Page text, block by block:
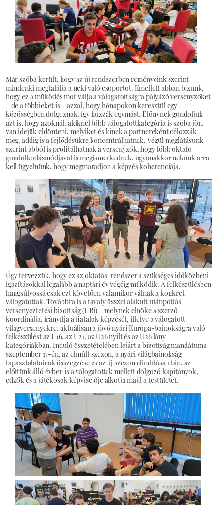
Már szóba került, hogy az új rendszerben reményeink szerint
mindenki megtalálja a neki való csoportot. Emellett abban bízunk,
hogy ez a működés motiválja a válogatottságra pályázó versenyzőket
– de a többieket is – azzal, hogy hónapokon keresztül egy
közösségben dolgoznak, így húzzák egymást. Előnynek gondoljuk
azt is, hogy azoknál, akiknél több válogatottkategória is szóba jön,
van idejük eldönteni, melyiket és kinek a partnereként célozzák
meg, addig is a fejlődésükre koncentrálhatnak. Végül meglátásunk
szerint abból is profitálhatnak a versenyzők, hogy több oktató
gondolkodásmódjával is megismerkednek, ugyanakkor nekünk arra
kell ügyelnünk, hogy megmaradjon a képzés koherenciája.
Úgy tervezzük, hogy ez az oktatási rendszer a szükséges időközbeni
igazításokkal legalább a naptári év végéig működik. A felkészülésben
hangsúlyossá csak ezt követően valamikor válnak a konkrét
válogatottak. Továbbra is a tavaly ősszel alakult utánpótlás
versenyeztetési bizottság (UBi) – melynek elnöke a szerző –
koordinálja, irányítja a fiatalok képzését, illetve a válogatott
világversenyekre, aktuálisan a jövő nyári Európa-bajnokságra való
felkészülést az U16, az U21, az U26 nyílt és az U26 lány
kategóriákban. Induló összetételében lejárt a bizottság mandátuma
szeptember 15-én, az elmúlt szezon, a nyári világbajnokság
tapasztalatainak összegzése és az új szezon elindítása után, az
előttünk álló évben is a válogatottak mellett dolgozó kapitányok,
edzők és a játékosok képviselője alkotja majd a testületet.